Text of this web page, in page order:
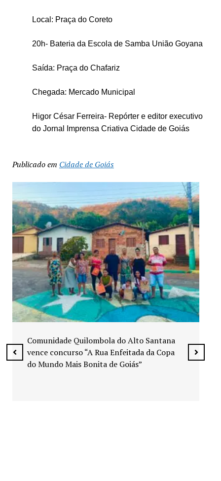
Local: Praça do Coreto
20h- Bateria da Escola de Samba União Goyana
Saída: Praça do Chafariz
Chegada: Mercado Municipal
Higor César Ferreira- Repórter e editor executivo
do Jornal Imprensa Criativa Cidade de Goiás
Publicado em Cidade de Goiás
Exposição “Arte em Cores” leva pinturas a
espaços públicos de Senador Canedo